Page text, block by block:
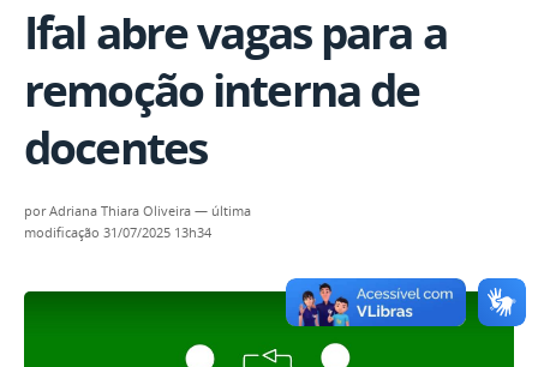
Ifal abre vagas para a
remoção interna de
docentes
porAdriana Thiara Oliveira — última
modificação 31/07/2025 13h34